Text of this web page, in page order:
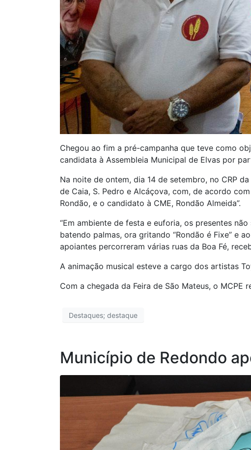
Chegou ao fim a pré-campanha que teve como
candidata à Assembleia Municipal de Elvas por
Na noite de ontem, dia 14 de setembro, no CRP
de Caia, S. Pedro e Alcáçova, com, de acordo
Rondão, e o candidato à CME, Rondão Almeida”.
“Em ambiente de festa e euforia, os presentes
batendo palmas, ora gritando “Rondão é Fixe” e
apoiantes percorreram várias ruas da Boa Fé,
A animação musical esteve a cargo dos artistas
Com a chegada da Feira de São Mateus, o
Destaques; destaque
Município de Redondo